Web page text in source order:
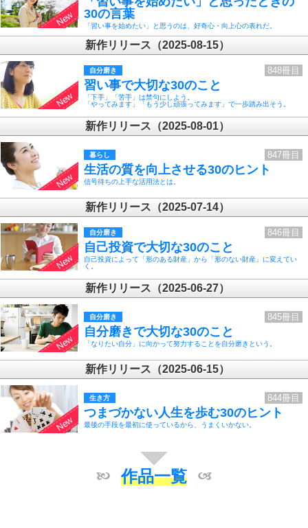
30の言葉
「習い事を始めたい」と思うのは、好奇心・向上心の表れだ。
新作リリース（2025-08-15）
自分磨き 848冊目
習い事で大切な30のこと
「下手」「苦手」は禁句にしよう。
「やってみます」「もう少し頑張ってみます」で一歩踏み出そう。
新作リリース（2025-08-01）
暮らし 847冊目
生活の質を向上させる30のヒント
信号待ちの上手な活用法とは。
新作リリース（2025-07-14）
自分磨き 846冊目
自己投資で大切な30のこと
自己投資によって「形のある財産」から「形のない財産」に変えてい
く。
新作リリース（2025-06-27）
自分磨き 845冊目
自分磨きで大切な30のこと
「なりたい自分」に向かって努力することを自分磨きという。
新作リリース（2025-06-15）
生き方 844冊目
つまづかない人生を歩む30のヒント
最後の手段を最初に使っているから、うまくいかない。
作品一覧